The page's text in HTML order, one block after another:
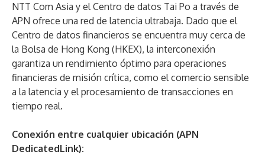
NTT Com Asia y elCentro de datos Tai Po a través de
APN ofrece una red de latencia ultrabaja. Dado que el
Centro de datos financieros se encuentra muy cerca de
la Bolsa de Hong Kong (HKEX), la interconexión
garantiza un rendimiento óptimo para operaciones
financieras de misión crítica, como el comercio sensible
a la latencia y el procesamiento de transacciones en
tiempo real.
Conexión entre cualquier ubicación (APN
DedicatedLink):